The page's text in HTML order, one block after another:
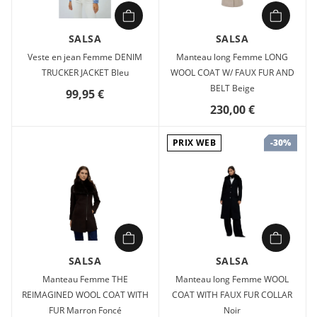
SALSA
Veste en jean Femme DENIM
TRUCKER JACKET Bleu
99,95 €
SALSA
Manteau long Femme LONG
WOOL COAT W/ FAUX FUR AND
BELT Beige
230,00 €
SALSA
Manteau Femme THE
REIMAGINED WOOL COAT WITH
FUR Marron Foncé
PRIX WEB -30%
SALSA
Manteau long Femme WOOL
COAT WITH FAUX FUR COLLAR
Noir